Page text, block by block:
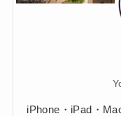
iPhone・iPad・